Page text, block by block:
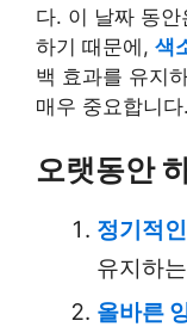
다. 이 날짜 동
하기 때문에, 색
백 효과를 유지
매우 중요합니다.
오랫동안
정기적
유지하
올바른